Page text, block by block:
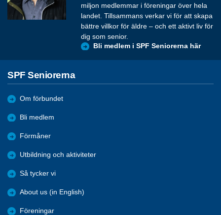
miljon medlemmar i föreningar över hela
landet. Tillsammans verkar vi för att skapa
bättre villkor för äldre – och ett aktivt liv för
dig som senior.
Bli medlem i SPF Seniorerna här
SPF Seniorerna
Om förbundet
Bli medlem
Förmåner
Utbildning och aktiviteter
Så tycker vi
About us (in English)
Föreningar